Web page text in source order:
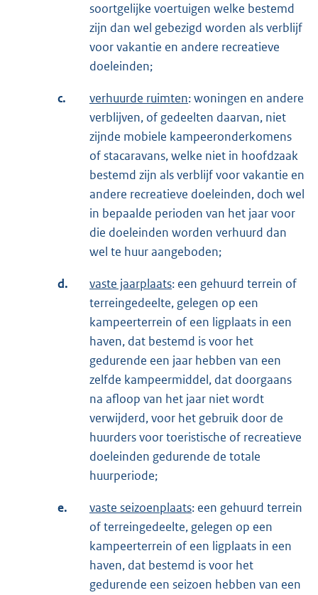
soortgelijke voertuigen welke bestemd
zijn dan wel gebezigd worden als verblijf
voor vakantie en andere recreatieve
doeleinden;
c. verhuurde ruimten: woningen en andere
verblijven, of gedeelten daarvan, niet
zijnde mobiele kampeeronderkomens
of stacaravans, welke niet in hoofdzaak
bestemd zijn als verblijf voor vakantie en
andere recreatieve doeleinden, doch wel
in bepaalde perioden van het jaar voor
die doeleinden worden verhuurd dan
wel te huur aangeboden;
d. vaste jaarplaats: een gehuurd terrein of
terreingedeelte, gelegen op een
kampeerterrein of een ligplaats in een
haven, dat bestemd is voor het
gedurende een jaar hebben van een
zelfde kampeermiddel, dat doorgaans
na afloop van het jaar niet wordt
verwijderd, voor het gebruik door de
huurders voor toeristische of recreatieve
doeleinden gedurende de totale
huurperiode;
e. vaste seizoenplaats: een gehuurd terrein
of terreingedeelte, gelegen op een
kampeerterrein of een ligplaats in een
haven, dat bestemd is voor het
gedurende een seizoen hebben van een